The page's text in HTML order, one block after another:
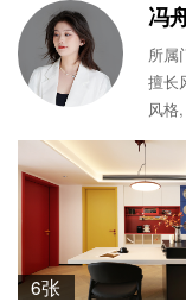
冯
所属
擅长
风格
6张